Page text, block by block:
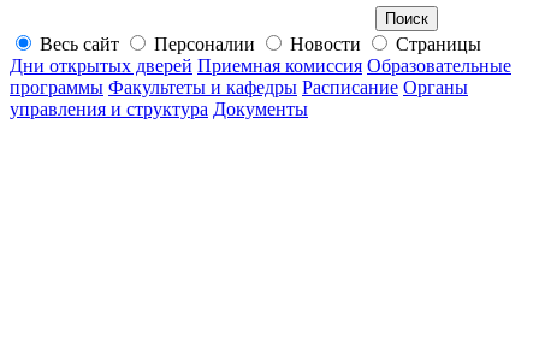
Весь сайт Персоналии Новости
Страницы
Дни открытых дверей Приемная комиссия Образовательные
программы Факультеты и кафедры Расписание Органы
управления и структура Документы